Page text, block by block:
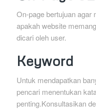
On-page bertujuan agar
apakah website
dicari oleh user.
Keyword
Untuk mendapatkan
pencari menentukan
penting.Konsultasikan